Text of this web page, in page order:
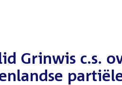
Grinwis c.s.